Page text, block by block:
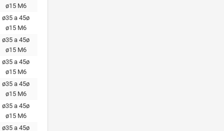
ø15 M6
ø35 a 45ø
ø15 M6
ø35 a 45ø
ø15 M6
ø35 a 45ø
ø15 M6
ø35 a 45ø
ø15 M6
ø35 a 45ø
ø15 M6
ø35 a 45ø